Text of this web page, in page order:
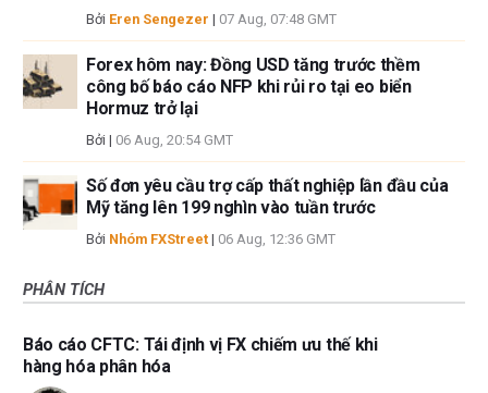
Bởi Eren Sengezer | 07 Aug, 07:48 GMT
Forex hôm nay: Đồng USD tăng trước thềm
công bố báo cáo NFP khi rủi ro tại eo biển
Hormuz trở lại
Bởi | 06 Aug, 20:54 GMT
Số đơn yêu cầu trợ cấp thất nghiệp lần đầu của
Mỹ tăng lên 199 nghìn vào tuần trước
Bởi Nhóm FXStreet | 06 Aug, 12:36 GMT
PHÂN TÍCH
Báo cáo CFTC: Tái định vị FX chiếm ưu thế khi
hàng hóa phân hóa